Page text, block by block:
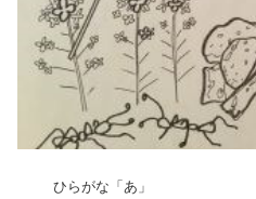
ひらがな「あ」